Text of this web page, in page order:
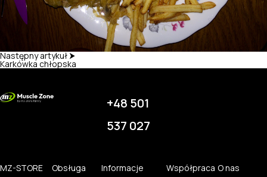
Następny artykuł ⮞
Karkówka chłopska
+48 501
537 027
MZ-STORE
Obsługa
Informacje
Współpraca O nas